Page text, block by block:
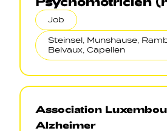
Job
Steinsel, Munshause,
Belvaux, Capellen
Association
Alzheimer